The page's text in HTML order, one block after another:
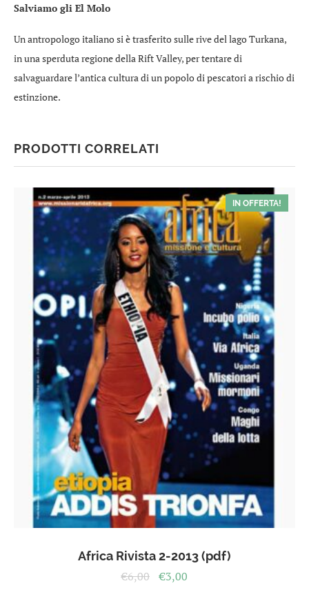
Salviamo gli El Molo
Un antropologo italiano si è trasferito sulle rive del lago Turkana,
in una sperduta regione della Rift Valley, per tentare di
salvaguardare l’antica cultura di un popolo di pescatori a rischio di
estinzione.
PRODOTTI CORRELATI
IN OFFERTA!
Africa Rivista 2-2013 (pdf)
€6,00 Il
€3,00